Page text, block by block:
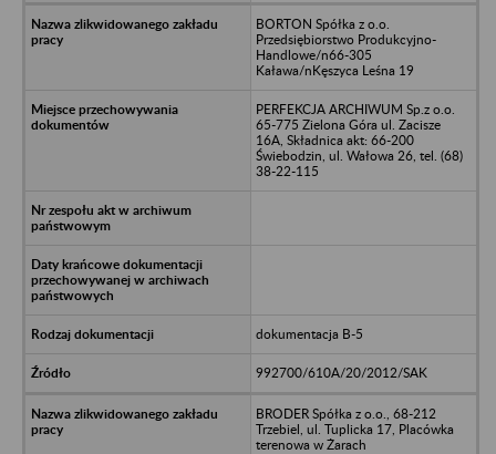
BORTON Spółka z o.o.
Przedsiębiorstwo Produkcyjno-
Handlowe/n66-305
Kaława/nKęszyca Leśna 19
PERFEKCJA ARCHIWUM Sp.z o.o.
65-775 Zielona Góra ul. Zacisze
16A, Składnica akt: 66-200
Świebodzin, ul. Wałowa 26, tel. (68)
38-22-115
dokumentacja B-5
992700/610A/20/2012/SAK
BRODER Spółka z o.o., 68-212
Trzebiel, ul. Tuplicka 17, Placówka
terenowa w Żarach